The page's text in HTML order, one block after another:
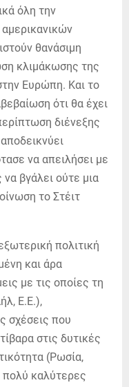
όλη την
θανάσιμη
κλιμάκωσης της
Ευρώπη. Και το
ότι θα έχει
διένεξης
να απειλήσει με
βγάλει ούτε μια
το Στέιτ
πολιτική
και άρα
με τις οποίες τη
Ε.Ε.),
σχέσεις που
στις δυτικές
(Ρωσία,
πολύ καλύτερες